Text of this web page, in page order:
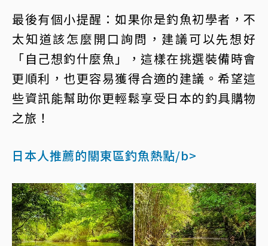
最後有個小提醒：如果你是釣魚初學者，不
太知道該怎麼開口詢問，建議可以先想好
「自己想釣什麼魚」，這樣在挑選裝備時會
更順利，也更容易獲得合適的建議。希望這
些資訊能幫助你更輕鬆享受日本的釣具購物
之旅！
日本人推薦的關東區釣魚熱點/b>